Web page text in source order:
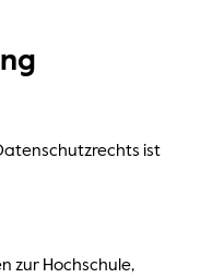
ist
zur Hochschule,